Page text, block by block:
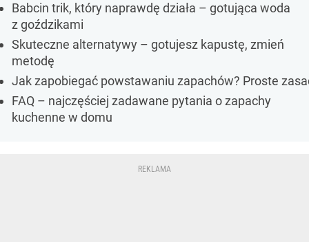
Babcin trik, który naprawdę działa – gotująca woda
z goździkami
Skuteczne alternatywy – gotujesz kapustę, zmień
metodę
Jak zapobiegać powstawaniu zapachów? Proste
FAQ – najczęściej zadawane pytania o zapachy
kuchenne w domu